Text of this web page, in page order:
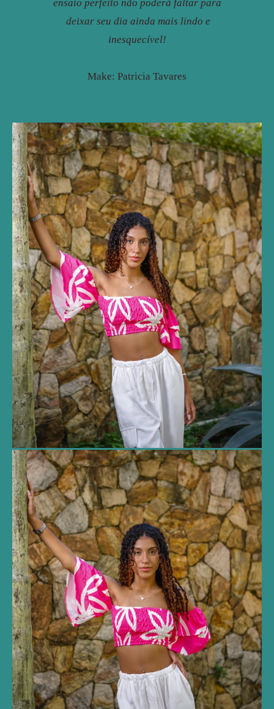
ensaio perfeito não poderá faltar para
deixar seu dia ainda mais lindo e
inesquecível!
Make: Patricia Tavares